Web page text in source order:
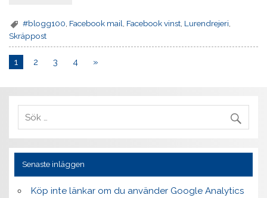
#blogg100 Facebook mail Facebook vinst Lurendrejeri
Skräppost
1 2 3 4 »
Senaste inläggen
Köp inte länkar om du använder Google Analytics